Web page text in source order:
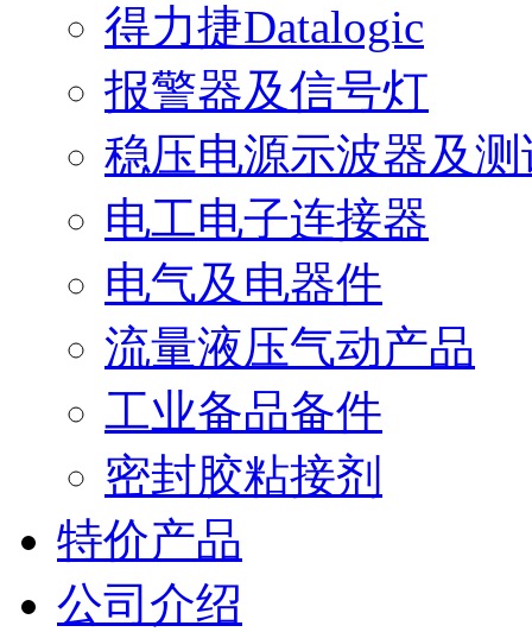
得力捷Datalogic
报警器及信号灯
稳压电源示波器及
电工电子连接器
电气及电器件
流量液压气动产品
工业备品备件
密封胶粘接剂
特价产品
公司介绍